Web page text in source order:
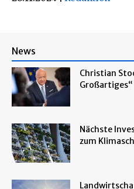
News
Christian
Großartiges“
Nächste
zum